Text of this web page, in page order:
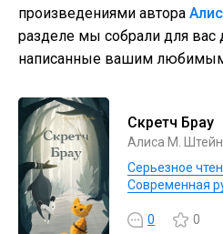
произведениями автора
разделе мы собрали для вас
написанные вашим
Скретч Брау
Алиса М. Штейн
Серьезное
Современная
0 0